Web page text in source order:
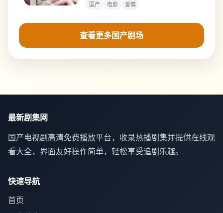
国产 电影 爱情
查看更多国产剧场
最新剧集网
国产电视剧高清免费播放平台，收录热播剧集并提供在线观
看大全，界面友好操作简单，轻松享受追剧乐趣。
快速导航
首页